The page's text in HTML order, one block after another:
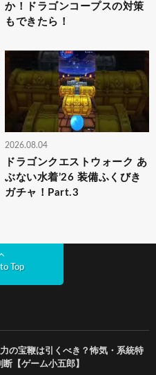
か！ドラゴンコープスの対策
もできたら！
2026.08.04
ドラゴンクエストウォーク あ
ぶない水着’26 装備ふくびき
ガチャ！Part.3
Top
の宝鞭は引くべき？怖気・系統特
【ゲーム小五郎】